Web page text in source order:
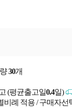
30개
(평균출고일0.4일)
비례 적용 / 구매자선